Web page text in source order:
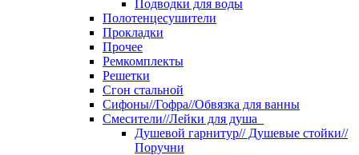
Подводки для воды
Полотенцесушители
Прокладки
Прочее
Ремкомплекты
Решетки
Сгон стальной
Сифоны//Гофра//Обвязка для ванны
Смесители//Лейки для душа
Душевой гарнитур// Душевые стойки//
Поручни